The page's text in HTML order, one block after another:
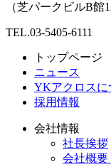
（芝パークビルB館
TEL.03-5405-6111
トップページ
ニュース
YKアクロスに
採用情報
会社情報
社長挨拶
会社概要